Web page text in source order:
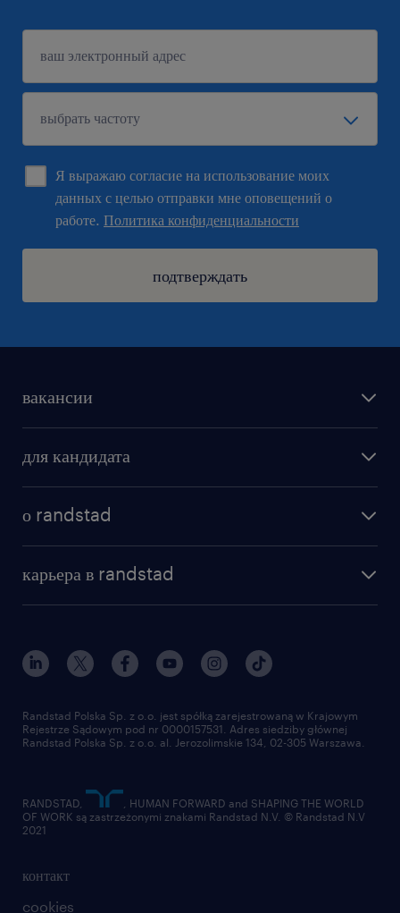
Я выражаю согласие на использование моих
данных с целью отправки мне оповещений о
работе. Политика конфиденциальности
подтверждать
вакансии
бонусы для работников
для кандидата
о randstad
институт исследований randstad
для медиа
для поставщиков
карьера в randstad
наш мир
работа в randstad
отправить резюме
контакт
cookies
Randstad Polska Sp. z o.o. jest spółką zarejestrowaną w Krajowym
Rejestrze Sądowym pod nr 0000157531. Adres siedziby głównej
Randstad Polska Sp. z o.o. al. Jerozolimskie 134, 02-305 Warszawa.
RANDSTAD,
, HUMAN FORWARD and SHAPING THE WORLD
OF WORK są zastrzeżonymi znakami Randstad N.V. © Randstad N.V
2021